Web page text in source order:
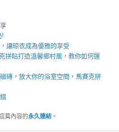
!
，讓晾衣成為優雅的享受
拼貼打造溫馨鄉村風，教你如何運
磚 ，放大你的浴室空間， 馬賽克拼
篇內容的永久連結 。